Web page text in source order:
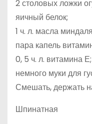
2 столовых ложки
яичный белок;
1 ч. л. масла
пара капель
0, 5 ч. л. витамина Е;
немного муки для
Смешать, держать
Шпинатная